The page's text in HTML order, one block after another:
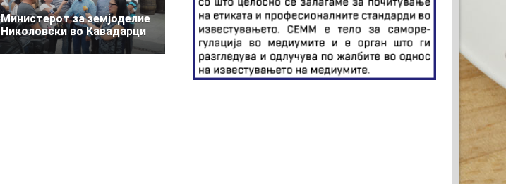
Министерот за земјоделие
Николовски во Кавадарци